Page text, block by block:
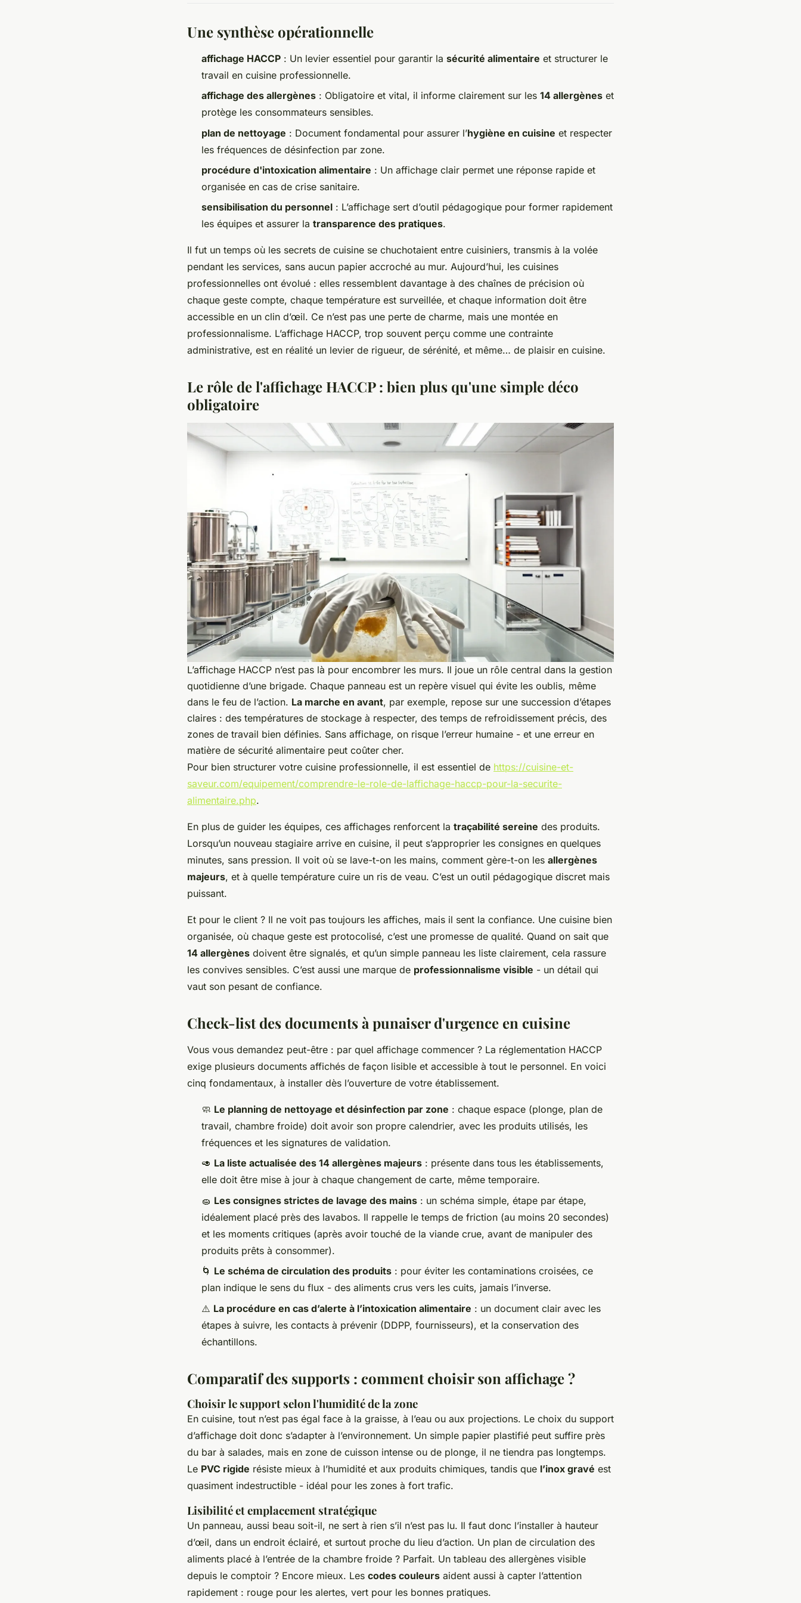
Une synthèse opérationnelle
affichage HACCP : Un levier essentiel pour garantir la sécurité alimentaire et structurer le
travail en cuisine professionnelle.
affichage des allergènes : Obligatoire et vital, il informe clairement sur les 14 allergènes et
protège les consommateurs sensibles.
plan de nettoyage : Document fondamental pour assurer l’hygiène en cuisine et respecter
les fréquences de désinfection par zone.
procédure d'intoxication alimentaire : Un affichage clair permet une réponse rapide et
organisée en cas de crise sanitaire.
sensibilisation du personnel : L’affichage sert d’outil pédagogique pour former rapidement
les équipes et assurer la transparence des pratiques.
Il fut un temps où les secrets de cuisine se chuchotaient entre cuisiniers, transmis à la volée
pendant les services, sans aucun papier accroché au mur. Aujourd’hui, les cuisines
professionnelles ont évolué : elles ressemblent davantage à des chaînes de précision où
chaque geste compte, chaque température est surveillée, et chaque information doit être
accessible en un clin d’œil. Ce n’est pas une perte de charme, mais une montée en
professionnalisme. L’affichage HACCP, trop souvent perçu comme une contrainte
administrative, est en réalité un levier de rigueur, de sérénité, et même… de plaisir en cuisine.
Le rôle de l'affichage HACCP : bien plus qu'une simple déco
obligatoire
L’affichage HACCP n’est pas là pour encombrer les murs. Il joue un rôle central dans la gestion
quotidienne d’une brigade. Chaque panneau est un repère visuel qui évite les oublis, même
dans le feu de l’action. La marche en avant, par exemple, repose sur une succession d’étapes
claires : des températures de stockage à respecter, des temps de refroidissement précis, des
zones de travail bien définies. Sans affichage, on risque l’erreur humaine - et une erreur en
matière de sécurité alimentaire peut coûter cher.
Pour bien structurer votre cuisine professionnelle, il est essentiel de https://cuisine-et-
saveur.com/equipement/comprendre-le-role-de-laffichage-haccp-pour-la-securite-
alimentaire.php.
En plus de guider les équipes, ces affichages renforcent la traçabilité sereine des produits.
Lorsqu’un nouveau stagiaire arrive en cuisine, il peut s’approprier les consignes en quelques
minutes, sans pression. Il voit où se lave-t-on les mains, comment gère-t-on les allergènes
majeurs, et à quelle température cuire un ris de veau. C’est un outil pédagogique discret mais
puissant.
Et pour le client ? Il ne voit pas toujours les affiches, mais il sent la confiance. Une cuisine bien
organisée, où chaque geste est protocolisé, c’est une promesse de qualité. Quand on sait que
14 allergènes doivent être signalés, et qu’un simple panneau les liste clairement, cela rassure
les convives sensibles. C’est aussi une marque de professionnalisme visible - un détail qui
vaut son pesant de confiance.
Check-list des documents à punaiser d'urgence en cuisine
Vous vous demandez peut-être : par quel affichage commencer ? La réglementation HACCP
exige plusieurs documents affichés de façon lisible et accessible à tout le personnel. En voici
cinq fondamentaux, à installer dès l’ouverture de votre établissement.
🧼 Le planning de nettoyage et désinfection par zone : chaque espace (plonge, plan de
travail, chambre froide) doit avoir son propre calendrier, avec les produits utilisés, les
fréquences et les signatures de validation.
🥑 La liste actualisée des 14 allergènes majeurs : présente dans tous les établissements,
elle doit être mise à jour à chaque changement de carte, même temporaire.
🧽 Les consignes strictes de lavage des mains : un schéma simple, étape par étape,
idéalement placé près des lavabos. Il rappelle le temps de friction (au moins 20 secondes)
et les moments critiques (après avoir touché de la viande crue, avant de manipuler des
produits prêts à consommer).
🌀 Le schéma de circulation des produits : pour éviter les contaminations croisées, ce
plan indique le sens du flux - des aliments crus vers les cuits, jamais l’inverse.
⚠️ La procédure en cas d’alerte à l’intoxication alimentaire : un document clair avec les
étapes à suivre, les contacts à prévenir (DDPP, fournisseurs), et la conservation des
échantillons.
Comparatif des supports : comment choisir son affichage ?
Choisir le support selon l'humidité de la zone
En cuisine, tout n’est pas égal face à la graisse, à l’eau ou aux projections. Le choix du support
d’affichage doit donc s’adapter à l’environnement. Un simple papier plastifié peut suffire près
du bar à salades, mais en zone de cuisson intense ou de plonge, il ne tiendra pas longtemps.
Le PVC rigide résiste mieux à l’humidité et aux produits chimiques, tandis que l’inox gravé est
quasiment indestructible - idéal pour les zones à fort trafic.
Lisibilité et emplacement stratégique
Un panneau, aussi beau soit-il, ne sert à rien s’il n’est pas lu. Il faut donc l’installer à hauteur
d’œil, dans un endroit éclairé, et surtout proche du lieu d’action. Un plan de circulation des
aliments placé à l’entrée de la chambre froide ? Parfait. Un tableau des allergènes visible
depuis le comptoir ? Encore mieux. Les codes couleurs aident aussi à capter l’attention
rapidement : rouge pour les alertes, vert pour les bonnes pratiques.